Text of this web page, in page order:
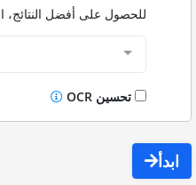
للحصول على أفضل النتائج،
تحسين OCR
ابدأ